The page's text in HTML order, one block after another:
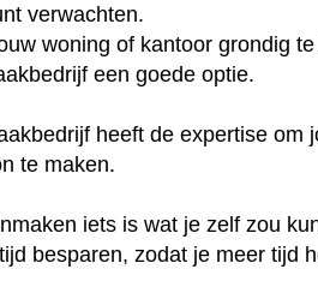
verwachten.
woning of kantoor grondig
een goede optie.
heeft de expertise om
te maken.
iets is wat je zelf zou
besparen, zodat je meer tijd